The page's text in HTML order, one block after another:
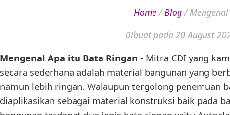
Home/Blog/
Dibuat pada 20 August
Mengenal Apa itu Bata Ringan - Mitra CDI yang
secara sederhana adalah material bangunan yang
namun lebih ringan. Walaupun tergolong penemuan
diaplikasikan sebagai material konstruksi baik pada